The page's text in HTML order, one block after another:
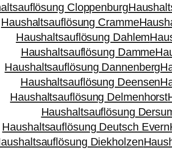
Cloppenburg
Haushaltsauflösung Cramme
Haushaltsauflösung Dahlem
Haushaltsauflösung Damme
Haushaltsauflösung Dannenberg
Haushaltsauflösung Deensen
Haushaltsauflösung Delmenhorst
Haushaltsauflösung
Haushaltsauflösung Deutsch Evern
Diekholzen